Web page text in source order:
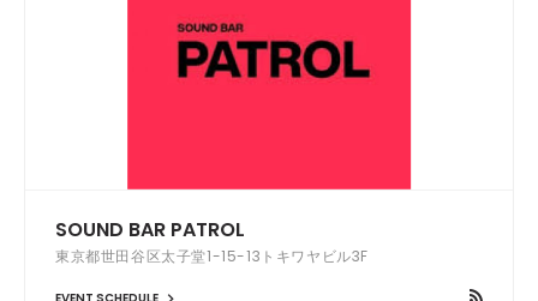
SOUND BAR PATROL
東京都世田谷区太子堂1-15-13トキワヤビル3F